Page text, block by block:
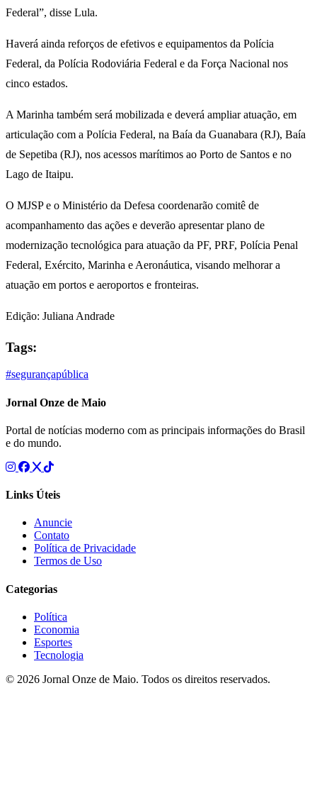
Federal”, disse Lula.
Haverá ainda reforços de efetivos e equipamentos da Polícia
Federal, da Polícia Rodoviária Federal e da Força Nacional nos
cinco estados.
A Marinha também será mobilizada e deverá ampliar atuação, em
articulação com a Polícia Federal, na Baía da Guanabara (RJ), Baía
de Sepetiba (RJ), nos acessos marítimos ao Porto de Santos e no
Lago de Itaipu.
O MJSP e o Ministério da Defesa coordenarão comitê de
acompanhamento das ações e deverão apresentar plano de
modernização tecnológica para atuação da PF, PRF, Polícia Penal
Federal, Exército, Marinha e Aeronáutica, visando melhorar a
atuação em portos e aeroportos e fronteiras.
Edição: Juliana Andrade
Tags:
#segurançapública
Jornal Onze de Maio
Portal de notícias moderno com as principais informações do Brasil
e do mundo.
Links Úteis
Anuncie
Contato
Política de Privacidade
Termos de Uso
Categorias
Política
Economia
Esportes
Tecnologia
© 2026 Jornal Onze de Maio. Todos os direitos reservados.